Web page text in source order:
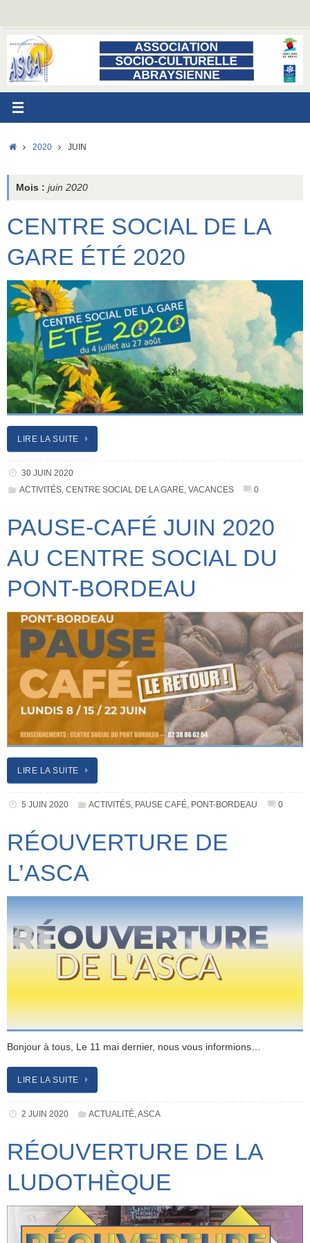
contenu
ACCUEIL
2020 JUIN
Mois : juin 2020
CENTRE SOCIAL DE LA
GARE ÉTÉ 2020
LIRE LA SUITE
30 JUIN 2020
ACTIVITÉS, CENTRE SOCIAL DE LA GARE, VACANCES 0
PAUSE-CAFÉ JUIN 2020
AU CENTRE SOCIAL DU
PONT-BORDEAU
LIRE LA SUITE
5 JUIN 2020 ACTIVITÉS, PAUSE CAFÉ, PONT-BORDEAU 0
RÉOUVERTURE DE
L’ASCA
Bonjour à tous, Le 11 mai dernier, nous vous informions…
LIRE LA SUITE
2 JUIN 2020 ACTUALITÉ,ASCA
RÉOUVERTURE DE LA
LUDOTHÈQUE